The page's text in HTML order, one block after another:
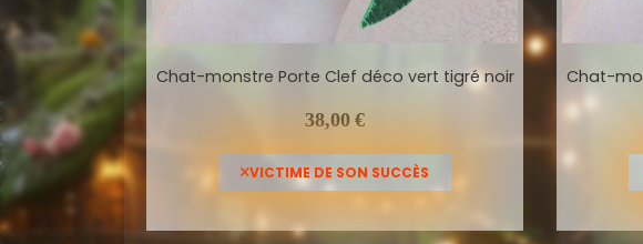
Chat-monstre Porte Clef déco vert tigré noir
38,00 €
VICTIME DE SON SUCCÈS
Chat-